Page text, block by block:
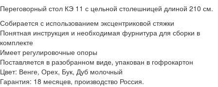
Переговорный стол КЭ 11 с цельной столешницей длиной 210 см.
Собирается с использованием эксцентриковой стяжки
Понятная инструкция и необходимая фурнитура для сборки в
комплекте
Имеет регулировочные опоры
Поставляется в разобранном виде, упакован в гофрокартон
Цвет: Венге, Орех, Бук, Дуб молочный
Гарантия: 18 месяцев, производство Россия.